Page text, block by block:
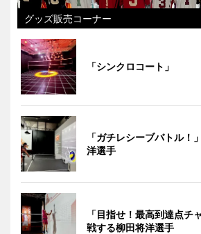
グッズ販売コーナー
「シンクロコート」
「ガチレシーブバトル！
洋選手
「目指せ！最高到達点チ
戦する柳田将洋選手